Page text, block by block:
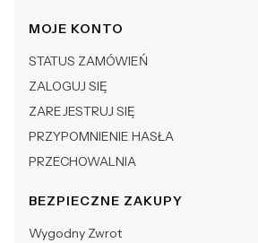
Linki w stopce
MOJE KONTO
STATUS ZAMÓWIEŃ
ZALOGUJ SIĘ
ZAREJESTRUJ SIĘ
PRZYPOMNIENIE HASŁA
PRZECHOWALNIA
BEZPIECZNE ZAKUPY
Wygodny Zwrot